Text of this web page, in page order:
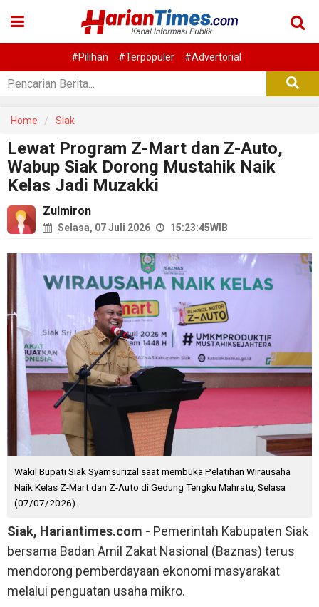
#Pilihan #Terpopuler #Advertorial
Home Siak
Lewat Program Z-Mart dan Z-Auto,
Wabup Siak Dorong Mustahik Naik
Kelas Jadi Muzakki
Zulmiron
Selasa, 07 Juli 2026 15:23:45WIB
Wakil Bupati Siak Syamsurizal saat membuka Pelatihan Wirausaha
Naik Kelas Z-Mart dan Z-Auto di Gedung Tengku Mahratu, Selasa
(07/07/2026).
Siak, Hariantimes.com - Pemerintah Kabupaten Siak
bersama Badan Amil Zakat Nasional (Baznas) terus
mendorong pemberdayaan ekonomi masyarakat
melalui penguatan usaha mikro.